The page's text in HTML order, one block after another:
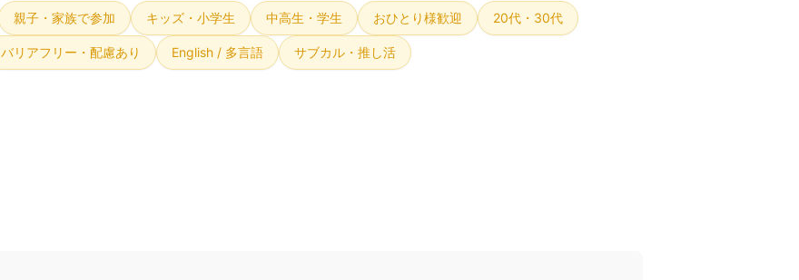
親子・家族で参加 キッズ・小学生 中高生・学生 おひとり様歓迎 20代・30代
バリアフリー・配慮あり English / 多言語 サブカル・推し活